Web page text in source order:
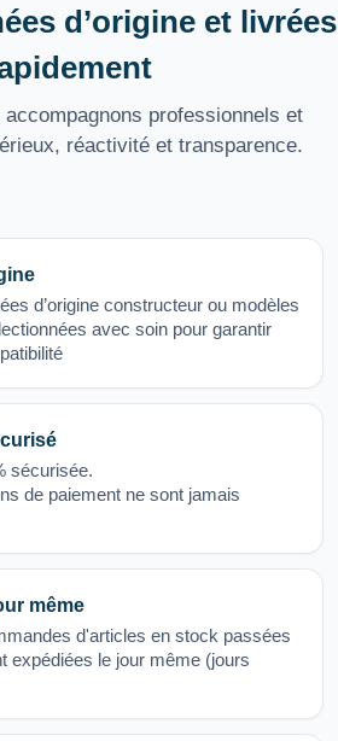
d’origine et livrées
professionnels et
réactivité et transparence.
d’origine constructeur ou modèles
avec soin pour garantir
sécurisée.
de paiement ne sont jamais
même
d'articles en stock passées
expédiées le jour même (jours